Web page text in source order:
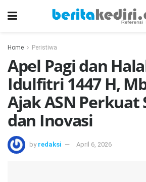
Home Peristiwa
Apel Pagi dan
Idulfitri 1447 H,
Ajak ASN Perkuat
dan Inovasi
by redaksi April 6, 2026